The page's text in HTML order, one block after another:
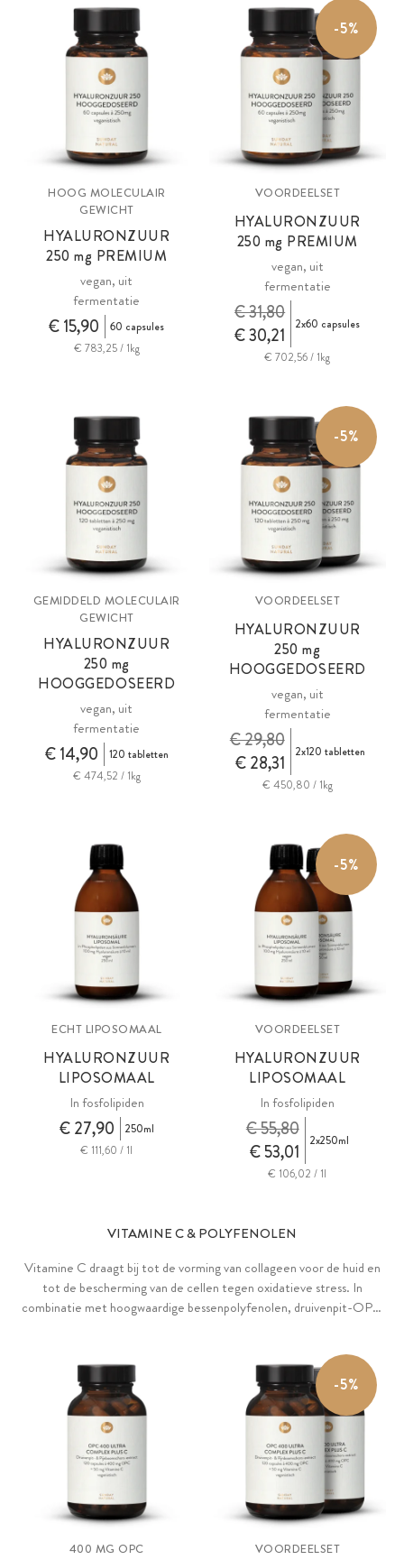
HOOG MOLECULAIR
GEWICHT
HYALURONZUUR
250 mg PREMIUM
vegan, uit
fermentatie
€ 15,90
60 capsules
€ 783,25 / 1kg
-5%
VOORDEELSET
HYALURONZUUR
250 mg PREMIUM
vegan, uit
fermentatie
€ 30,21
€ 31,80 2x60 capsules
€ 702,56 / 1kg
GEMIDDELD MOLECULAIR
GEWICHT
HYALURONZUUR
250 mg
HOOGGEDOSEERD
vegan, uit
fermentatie
€ 14,90
120 tabletten
€ 474,52 / 1kg
-5%
VOORDEELSET
HYALURONZUUR
250 mg
HOOGGEDOSEERD
vegan, uit
fermentatie
€ 28,31
€ 29,80 2x120 tabletten
€ 450,80 / 1kg
ECHT LIPOSOMAAL
HYALURONZUUR
LIPOSOMAAL
In fosfolipiden
€ 27,90
250ml
€ 111,60 / 1l
-5%
VOORDEELSET
HYALURONZUUR
LIPOSOMAAL
In fosfolipiden
€ 53,01
€ 55,80 2x250ml
€ 106,02 / 1l
VITAMINE C & POLYFENOLEN
Vitamine C draagt bij tot de vorming van collageen voor de huid en
tot de bescherming van de cellen tegen oxidatieve stress. In
combinatie met hoogwaardige bessenpolyfenolen, druivenpit-OPC
400 MG OPC
-5%
VOORDEELSET